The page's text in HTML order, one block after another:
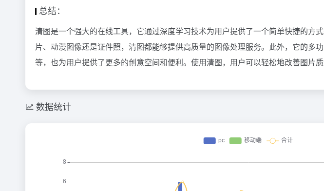
总结：
清图是一个强大的在线工具，它通过深度学习技术为用户提供了一个简单快捷的方
片、动漫图像还是证件照，清图都能够提供高质量的图像处理服务。此外，它的多
等，也为用户提供了更多的创意空间和便利。使用清图，用户可以轻松地改善图片
数据统计